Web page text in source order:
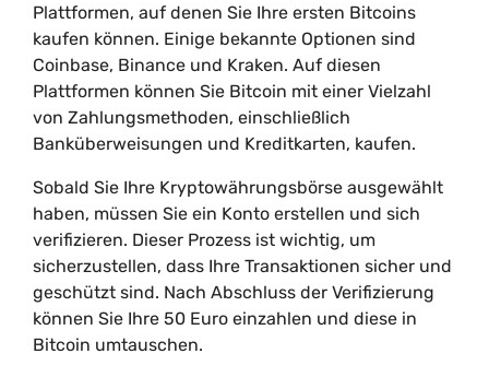
Plattformen, auf denen Sie Ihre ersten Bitcoins
kaufen können. Einige bekannte Optionen sind
Coinbase, Binance und Kraken. Auf diesen
Plattformen können Sie Bitcoin mit einer Vielzahl
von Zahlungsmethoden, einschließlich
Banküberweisungen und Kreditkarten, kaufen.
Sobald Sie Ihre Kryptowährungsbörse ausgewählt
haben, müssen Sie ein Konto erstellen und sich
verifizieren. Dieser Prozess ist wichtig, um
sicherzustellen, dass Ihre Transaktionen sicher und
geschützt sind. Nach Abschluss der Verifizierung
können Sie Ihre 50 Euro einzahlen und diese in
Bitcoin umtauschen.